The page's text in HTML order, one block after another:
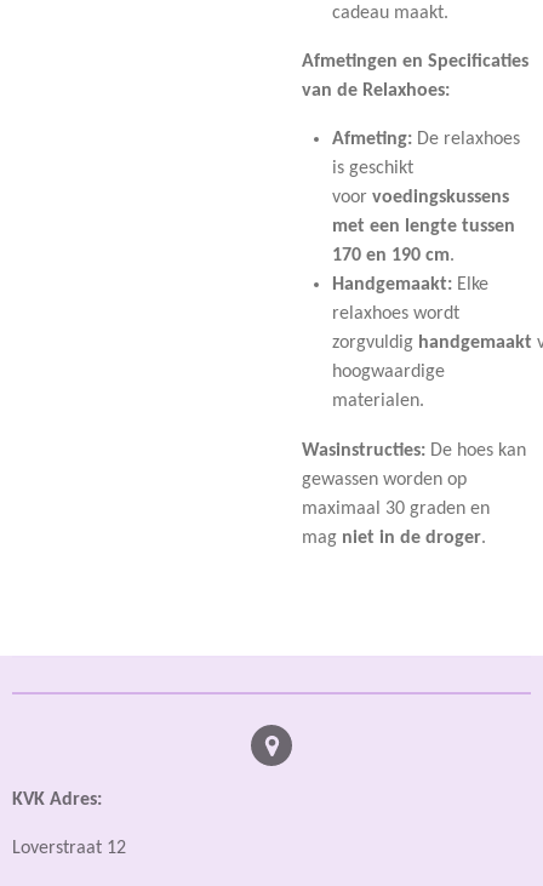
cadeau maakt.
Afmetingen en Specificaties
van de Relaxhoes:
Afmeting:De relaxhoes
is geschikt
voor voedingskussens
met een lengte tussen
170 en 190 cm.
Handgemaakt:Elke
relaxhoes wordt
zorgvuldig handgemaakt
hoogwaardige
materialen.
Wasinstructies: De hoes kan
gewassen worden op
maximaal 30 graden en
mag niet in de droger.
KVK Adres:
Loverstraat 12